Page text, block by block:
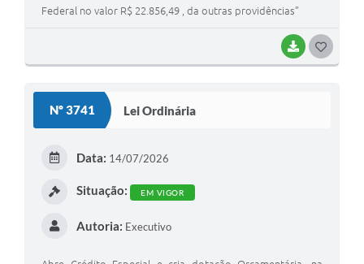
BAIXAR
Federal no valor R$ 22.856,49 , da outras providências”
Nº 3741 Lei Ordinária
Data: 14/07/2026
Situação: EM VIGOR
Autoria: Executivo